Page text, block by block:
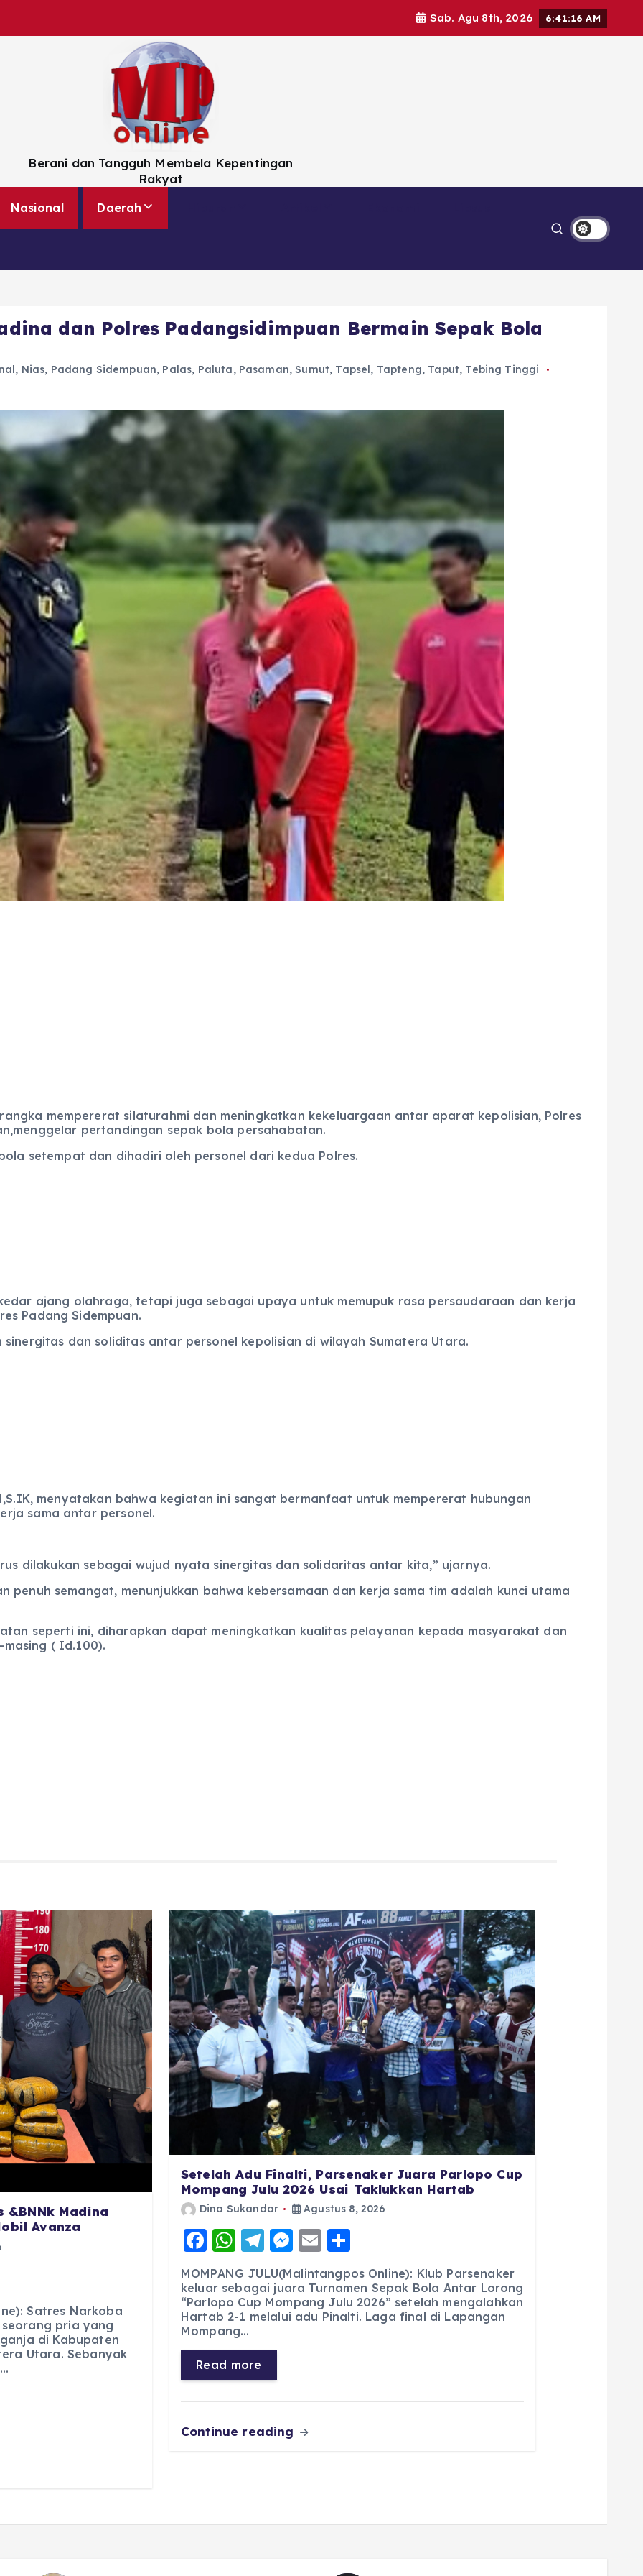
Sab. Agu 8th, 2026 6:41:18 AM
Berani dan Tangguh Membela Kepentingan
Rakyat
Nasional Daerah
dan Polres Padangsidimpuan Bermain Sepak Bola
, Nias, Padang Sidempuan, Palas, Paluta, Pasaman,Sumut, Tapsel, Tapteng, Taput, Tebing Tinggi
rangka mempererat silaturahmi dan meningkatkan kekeluargaan antar aparat kepolisian, Polres
pertandingan sepak bola persahabatan.
setempat dan dihadiri oleh personel dari kedua Polres.
ajang olahraga, tetapi juga sebagai upaya untuk memupuk rasa persaudaraan dan kerja
Padang Sidempuan.
dan soliditas antar personel kepolisian di wilayah Sumatera Utara.
menyatakan bahwa kegiatan ini sangat bermanfaat untuk mempererat hubungan
sama antar personel.
dilakukan sebagai wujud nyata sinergitas dan solidaritas antar kita,” ujarnya.
semangat, menunjukkan bahwa kebersamaan dan kerja sama tim adalah kunci utama
seperti ini, diharapkan dapat meningkatkan kualitas pelayanan kepada masyarakat dan
( Id.100).
&BNNk Madina
Avanza
Satres Narkoba
pria yang
di Kabupaten
Utara. Sebanyak
Setelah Adu Finalti, Parsenaker Juara Parlopo Cup
Mompang Julu 2026 Usai Taklukkan Hartab
Dina Sukandar Agustus 8, 2026
F
a
c
e
b
o
o
k
W
h
a
ts
A
p
p
T
el
e
g
a
m
M
e
ss
e
E
ai
l
a
re
MOMPANG JULU(Malintangpos Online): Klub Parsenaker
keluar sebagai juara Turnamen Sepak Bola Antar Lorong
“Parlopo Cup Mompang Julu 2026” setelah mengalahkan
Hartab 2-1 melalui adu Pinalti. Laga final di Lapangan
Mompang…
Read more
Continue reading